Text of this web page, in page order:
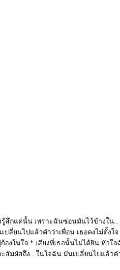
สึกแค่นั้น เพราะฉันซ่อนมันไว้ข้างใ
ลี่ยนไปแล้วคำว่าเพื่อน เธอคงไม่ตั้ง
ในใจ * เสียงที่เธอนั้นไม่ได้ยิน หัว
สัมผัสถึง.. ในใจฉัน มันเปลี่ยนไปแล้ว